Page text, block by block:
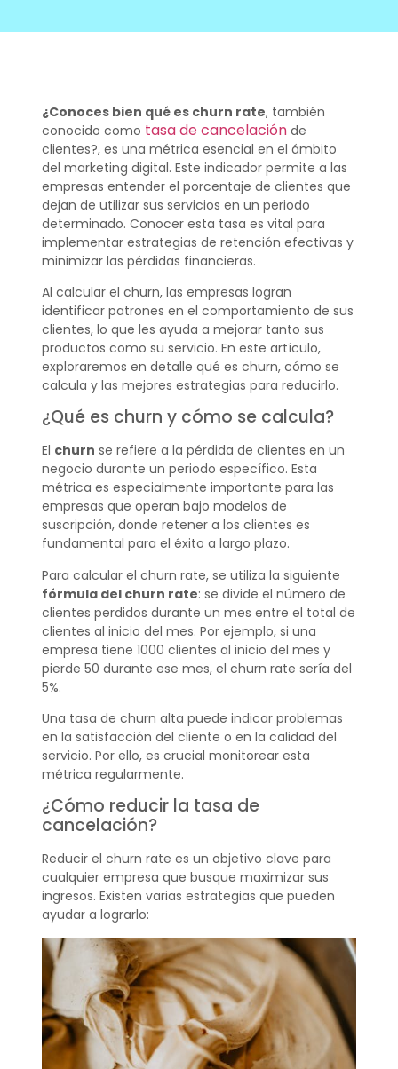
¿Conoces bien qué es churn rate, también
conocido como tasa de cancelaciónde
clientes?, es una métrica esencial en el ámbito
del marketing digital. Este indicador permite a las
empresas entender el porcentaje de clientes que
dejan de utilizar sus servicios en un periodo
determinado. Conocer esta tasa es vital para
implementar estrategias de retención efectivas y
minimizar las pérdidas financieras.
Al calcular el churn, las empresas logran
identificar patrones en el comportamiento de sus
clientes, lo que les ayuda a mejorar tanto sus
productos como su servicio. En este artículo,
exploraremos en detalle qué es churn, cómo se
calcula y las mejores estrategias para reducirlo.
¿Qué es churn y cómo se calcula?
El churn se refiere a la pérdida de clientes en un
negocio durante un periodo específico. Esta
métrica es especialmente importante para las
empresas que operan bajo modelos de
suscripción, donde retener a los clientes es
fundamental para el éxito a largo plazo.
Para calcular el churn rate, se utiliza la siguiente
fórmula del churn rate: se divide el número de
clientes perdidos durante un mes entre el total de
clientes al inicio del mes. Por ejemplo, si una
empresa tiene 1000 clientes al inicio del mes y
pierde 50 durante ese mes, el churn rate sería del
5%.
Una tasa de churn alta puede indicar problemas
en la satisfacción del cliente o en la calidad del
servicio. Por ello, es crucial monitorear esta
métrica regularmente.
¿Cómo reducir la tasa de
cancelación?
Reducir el churn rate es un objetivo clave para
cualquier empresa que busque maximizar sus
ingresos. Existen varias estrategias que pueden
ayudar a lograrlo: